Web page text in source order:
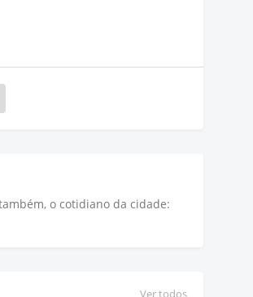
o cotidiano da cidade:
Ver todos